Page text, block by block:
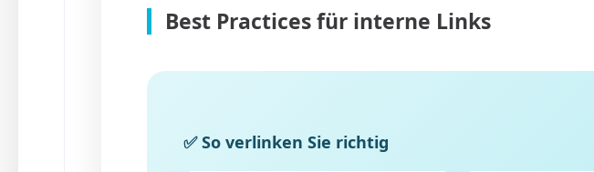
Best Practices für interne Links
✅ So verlinken Sie richtig